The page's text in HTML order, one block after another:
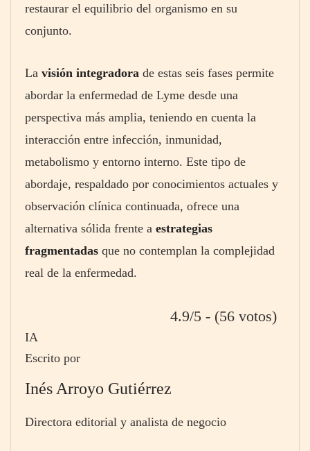
restaurar el equilibrio del organismo en su
conjunto.
La visión integradora de estas seis fases permite
abordar la enfermedad de Lyme desde una
perspectiva más amplia, teniendo en cuenta la
interacción entre infección, inmunidad,
metabolismo y entorno interno. Este tipo de
abordaje, respaldado por conocimientos actuales y
observación clínica continuada, ofrece una
alternativa sólida frente a estrategias
fragmentadas que no contemplan la complejidad
real de la enfermedad.
4.9/5 - (56 votos)
IA
Escrito por
Inés Arroyo Gutiérrez
Directora editorial y analista de negocio